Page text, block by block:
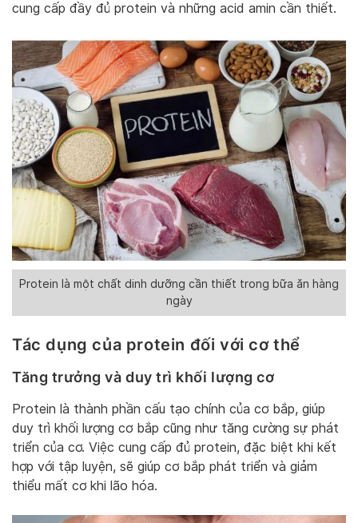
cung cấp đầy đủ protein và những acid amin cần thiết.
Protein là một chất dinh dưỡng cần thiết trong bữa ăn hàng
ngày
Tác dụng của protein đối với cơ thể
Tăng trưởng và duy trì khối lượng cơ
Protein là thành phần cấu tạo chính của cơ bắp, giúp
duy trì khối lượng cơ bắp cũng như tăng cường sự phát
triển của cơ. Việc cung cấp đủ protein, đặc biệt khi kết
hợp với tập luyện, sẽ giúp cơ bắp phát triển và giảm
thiểu mất cơ khi lão hóa.